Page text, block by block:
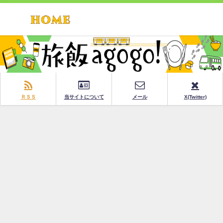
ＲＳＳ 当サイトについて メール X(Twitter)